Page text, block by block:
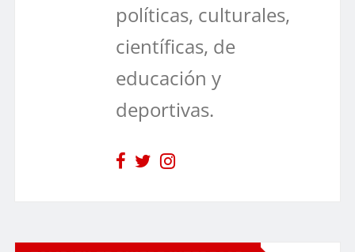
políticas, culturales,
científicas, de
educación y
deportivas.